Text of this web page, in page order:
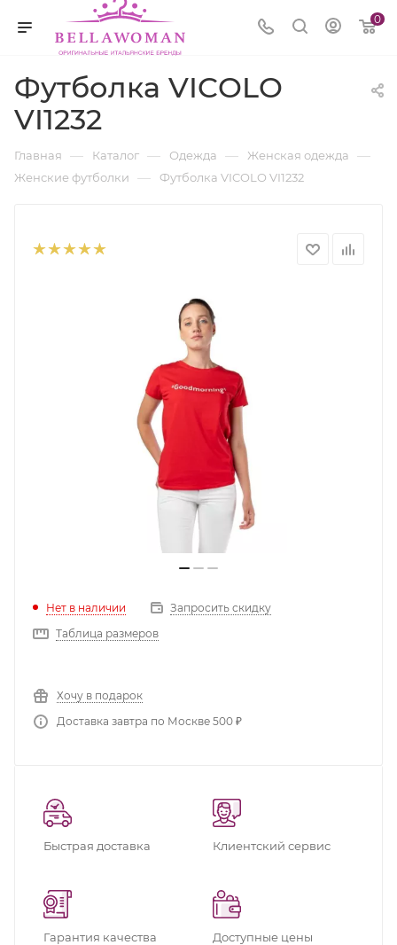
0
Футболка VICOLO
VI1232
Главная — Каталог — Одежда — Женская одежда —
Женские футболки — Футболка VICOLO VI1232
Нет в наличии
Запросить скидку
Таблица размеров
Хочу в подарок
Доставка завтра по Москве 500 ₽
Быстрая доставка Клиентский сервис
Гарантия качества Доступные цены